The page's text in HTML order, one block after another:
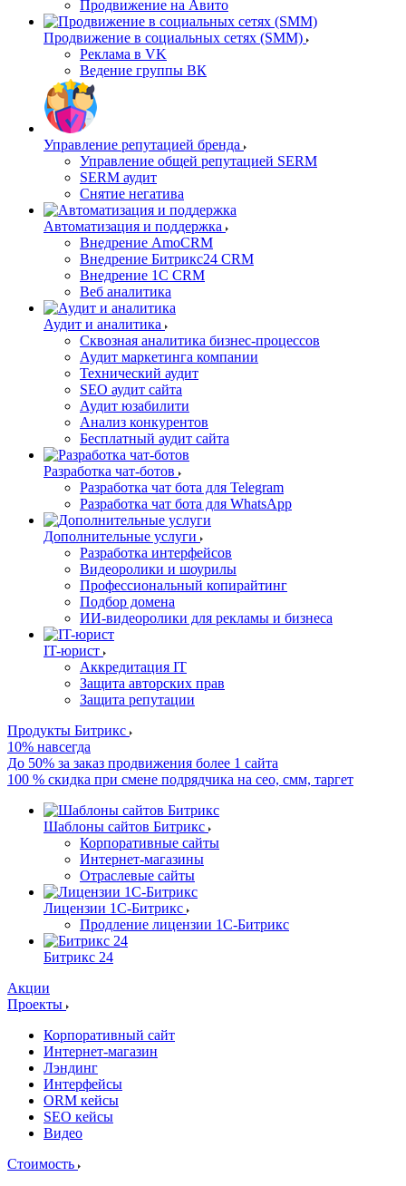
Продвижение на Авито
Продвижение в социальных сетях (SMM)
Реклама в VK
Ведение группы ВК
Управление репутацией бренда
Управление общей репутацией SERM
SERM аудит
Снятие негатива
Автоматизация и поддержка
Внедрение AmoCRM
Внедрение Битрикс24 CRM
Внедрение 1C CRM
Веб аналитика
Аудит и аналитика
Сквозная аналитика бизнес-процессов
Аудит маркетинга компании
Технический аудит
SEO аудит сайта
Аудит юзабилити
Анализ конкурентов
Бесплатный аудит сайта
Разработка чат-ботов
Разработка чат бота для Telegram
Разработка чат бота для WhatsApp
Дополнительные услуги
Разработка интерфейсов
Видеоролики и шоурилы
Профессиональный копирайтинг
Подбор домена
ИИ-видеоролики для рекламы и бизнеса
IT-юрист
Аккредитация IT
Защита авторских прав
Защита репутации
Продукты Битрикс
10% навсегда
До 50% за заказ продвижения более 1 сайта
100 % скидка при смене подрядчика на сео, смм, таргет
Шаблоны сайтов Битрикс
Корпоративные сайты
Интернет-магазины
Отраслевые сайты
Лицензии 1С-Битрикс
Продление лицензии 1С-Битрикс
Битрикс 24
Акции
Проекты
Корпоративный сайт
Интернет-магазин
Лэндинг
Интерфейсы
ORM кейсы
SEO кейсы
Видео
Стоимость